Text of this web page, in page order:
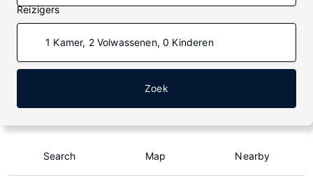
Reizigers
1 Kamer, 2 Volwassenen, 0 Kinderen
Zoek
Search Map Nearby